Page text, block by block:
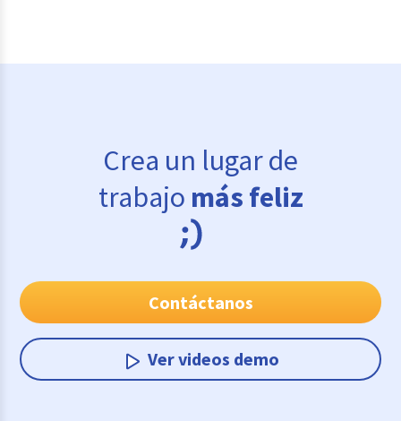
Crea un lugar de
trabajo más feliz
Contáctanos
Ver videos demo